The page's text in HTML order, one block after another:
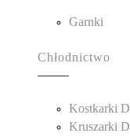
Garnki
Chłodnictwo
Kostkarki
Kruszarki